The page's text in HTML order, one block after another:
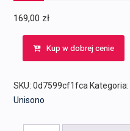
169,00 zł
Kup w dobrej cenie
SKU: 0d7599cf1fca Kategoria:
Unisono